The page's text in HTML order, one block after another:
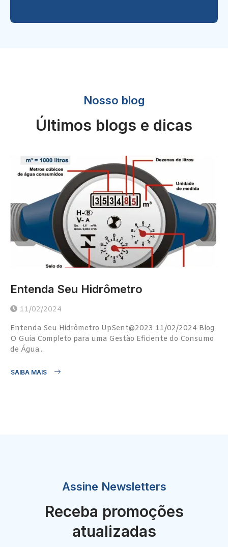
Nosso blog
Últimos blogs e dicas
Entenda Seu Hidrômetro
11/02/2024
Entenda Seu Hidrômetro UpSent@2023 11/02/2024 Blog
O Guia Completo para uma Gestão Eficiente do Consumo
de Água...
SAIBA MAIS
Assine Newsletters
Receba promoções
atualizadas